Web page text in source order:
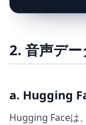
2. 音声デ
a. Hugging
Hugging Faceは